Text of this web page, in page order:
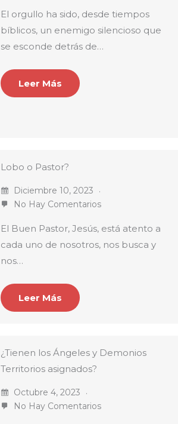
El orgullo ha sido, desde tiempos
bíblicos, un enemigo silencioso que
se esconde detrás de…
Leer Más
Lobo o Pastor?
Diciembre 10, 2023
No Hay Comentarios
El Buen Pastor, Jesús, está atento a
cada uno de nosotros, nos busca y
nos…
Leer Más
¿Tienen los Ángeles y Demonios
Territorios asignados?
Octubre 4, 2023
No Hay Comentarios